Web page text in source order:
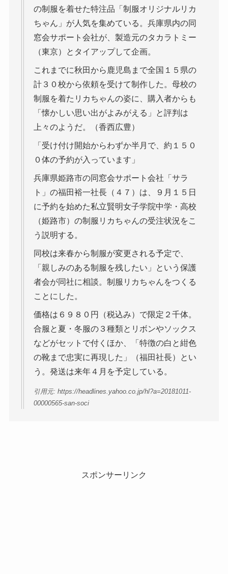
の制服を着せた特注品「制服オリジナルリカ
ちゃん」が人気を集めている。兵庫県内の同
窓会サポート会社が、製造元のタカラトミー
（東京）とタイアップして企画。
これまでに秋田から鹿児島まで全国１５県の
計３０校から依頼を受けて制作した。母校の
制服を着たリカちゃんの姿に、購入者からも
「懐かしい思い出がよみがえる」と評判は
上々のようだ。（香西広豊）
「受け付け開始からわずか半月で、約１５０
０体の予約が入っています」
兵庫県姫路市の同窓会サポート会社「サラ
ト」の福田裕一社長（４７）は、９月１５日
に予約を始めた私立賢明女子学院中学・高校
（姫路市）の制服リカちゃんの受注状況をこ
う説明する。
同校は来春から制服が変更される予定で、
「親しみのある制服を残したい」という保護
者会が同社に相談。制服リカちゃんをつくる
ことにした。
価格は６９８０円（税込み）で限定２千体。
合服と夏・冬服の３種類とリボンやソックス
などがセットで付くほか、「特徴の白と紺色
の靴まで忠実に再現した」（福田社長）とい
う。発送は来年４月を予定している。
引用元: https://headlines.yahoo.co.jp/hl?a=20181011-
00000565-san-soci
スポンサーリンク